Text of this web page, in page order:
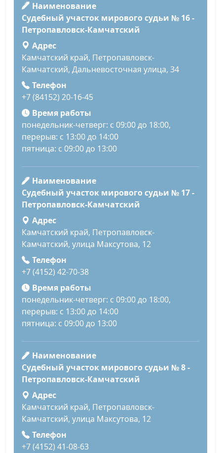
Наименование
Судебный участок мирового судьи № 16 -
Петропавловск-Камчатский
Адрес
Камчатский край, Петропавловск-
Камчатский, Дальневосточная улица, 34
Телефон
+7 (84152) 20-16-45
Время работы
понедельник-четверг: с 09:00 до 18:00,
перерыв: с 13:00 до 14:00
пятница: с 09:00 до 13:00
Наименование
Судебный участок мирового судьи № 17 -
Петропавловск-Камчатский
Адрес
Камчатский край, Петропавловск-
Камчатский, улица Максутова, 12
Телефон
+7 (4152) 42-70-38
Время работы
понедельник-четверг: с 09:00 до 18:00,
перерыв: с 13:00 до 14:00
пятница: с 09:00 до 13:00
Наименование
Судебный участок мирового судьи № 8 -
Петропавловск-Камчатский
Адрес
Камчатский край, Петропавловск-
Камчатский, улица Максутова, 12
Телефон
+7 (4152) 41-08-63